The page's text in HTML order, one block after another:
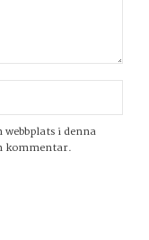
i denna
kommentar.